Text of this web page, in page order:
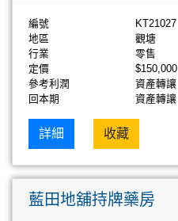
編號
KT21027
地區
觀塘
行業
零售
定價
$150,000
參考利潤
資產轉讓
回本期
資產轉讓
詳細 收藏
藍田地舖持牌藥房